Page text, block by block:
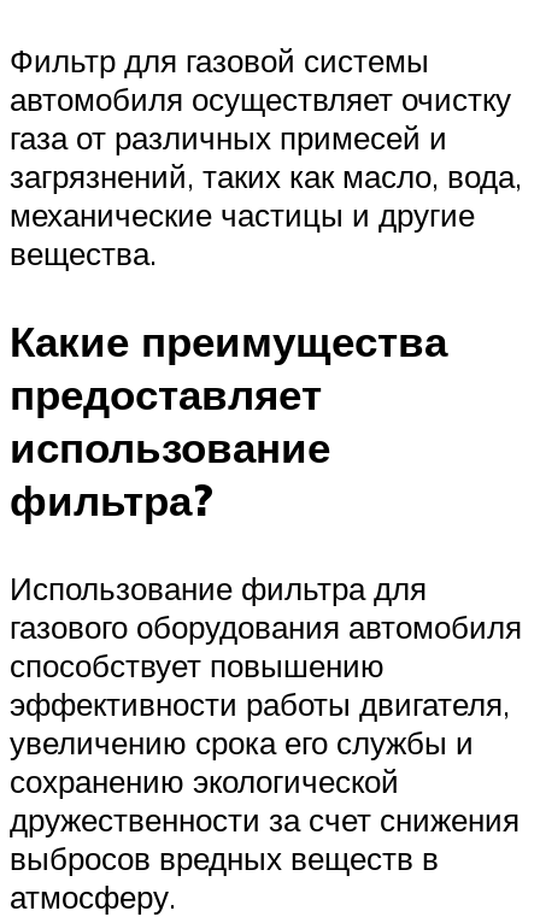
Фильтр для газовой системы
автомобиля осуществляет очистку
газа от различных примесей и
загрязнений, таких как масло, вода,
механические частицы и другие
вещества.
Какие преимущества
предоставляет
использование
фильтра?
Использование фильтра для
газового оборудования автомобиля
способствует повышению
эффективности работы двигателя,
увеличению срока его службы и
сохранению экологической
дружественности за счет снижения
выбросов вредных веществ в
атмосферу.